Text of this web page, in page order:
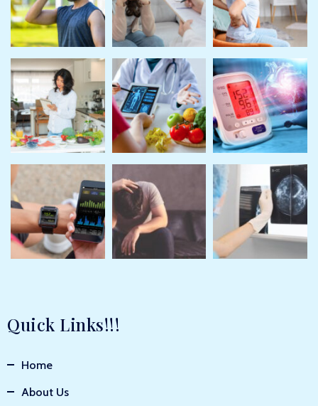
Quick Links!!!
Home
About Us